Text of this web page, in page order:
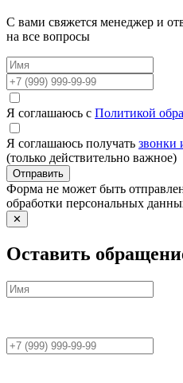
С вами свяжется менеджер и
на все вопросы
Я соглашаюсь с Политикой
Я соглашаюсь получать звонки
(только действительно важное)
Отправить
Форма не может быть
обработки персональных
✕
Оставить